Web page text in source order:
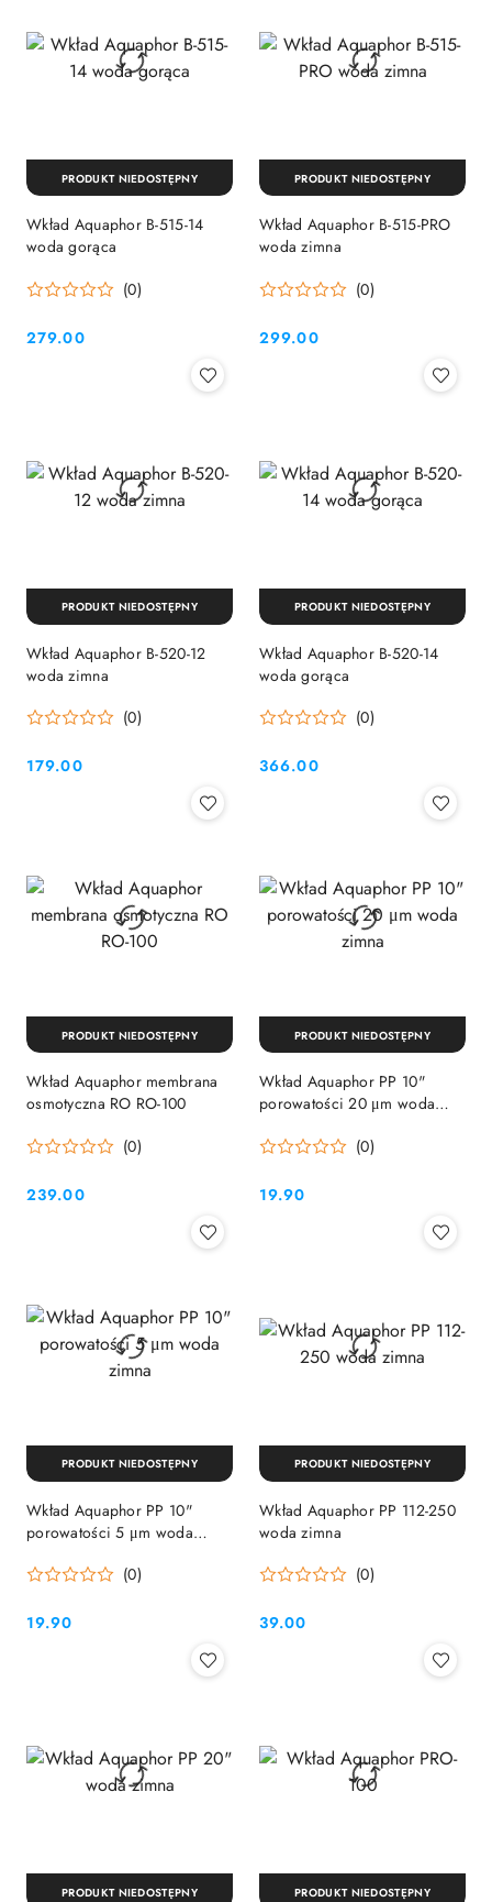
Wkład Aquaphor B-515-14
woda gorąca
(0)
Cena:
279.00
PRODUKT NIEDOSTĘPNY
Wkład Aquaphor B-515-PRO
woda zimna
(0)
Cena:
299.00
PRODUKT NIEDOSTĘPNY
Wkład Aquaphor B-520-12
woda zimna
(0)
Cena:
179.00
PRODUKT NIEDOSTĘPNY
Wkład Aquaphor B-520-14
woda gorąca
(0)
Cena:
366.00
PRODUKT NIEDOSTĘPNY
Wkład Aquaphor membrana
osmotyczna RO RO-100
(0)
Cena:
239.00
PRODUKT NIEDOSTĘPNY
Wkład Aquaphor PP 10"
porowatości 20 μm woda
(0)
Cena:
19.90
PRODUKT NIEDOSTĘPNY
Wkład Aquaphor PP 10"
porowatości 5 μm woda
(0)
Cena:
19.90
PRODUKT NIEDOSTĘPNY
Wkład Aquaphor PP 112-250
woda zimna
(0)
Cena:
39.00
PRODUKT NIEDOSTĘPNY
PRODUKT NIEDOSTĘPNY PRODUKT NIEDOSTĘPNY